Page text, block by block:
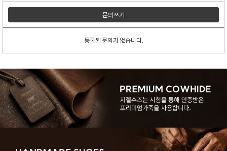
문의쓰기
등록된 문의가 없습니다.